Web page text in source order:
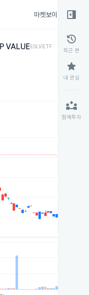
마켓보이스
VALUEESLVETF
right_panel_open
history
최근 본
star
내 관심
partner_exchange
함께투자